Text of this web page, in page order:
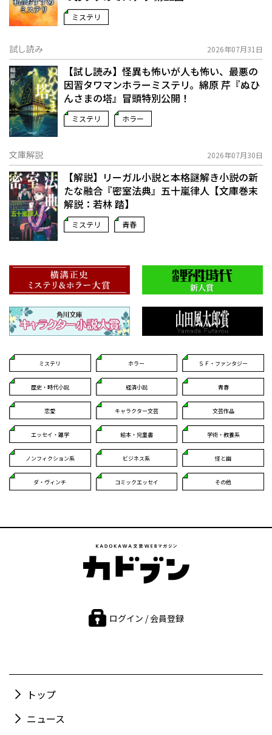
ミステリ
試し読み 2026年07月31日
【試し読み】怪異も怖いが人も怖い、最悪の
因習タワマンホラーミステリ。綿原 芹『ぬひ
んさまの塔』冒頭特別公開！
ミステリ ホラー
文庫解説 2026年07月30日
【解説】リーガル小説と本格謎解き小説の新
たな融合――『密室法典』五十嵐律人【文庫巻末
解説：若林 踏】
ミステリ 青春
ミステリ ホラー ＳＦ・ファンタジー
歴史・時代小説 経済小説 青春
恋愛 キャラクター文芸 文芸作品
エッセイ・雑学 絵本・児童書 学術・教養系
ノンフィクション系 ビジネス系 怪と幽
ダ・ヴィンチ コミックエッセイ その他
ログイン / 会員登録
トップ
ニュース